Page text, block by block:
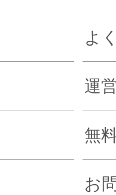
よ
運
無
お